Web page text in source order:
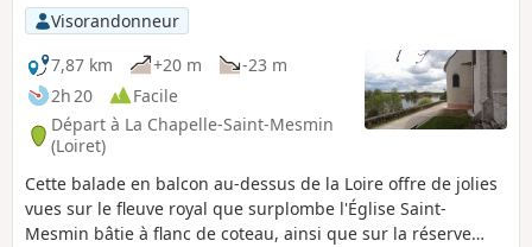
Visorandonneur
7,87 km
+20 m
-23 m
2h 20
Facile
Départ à La Chapelle-Saint-Mesmin
(Loiret)
Cette balade en balcon au-dessus de la Loire offre de jolies
vues sur le fleuve royal que surplombe l'Église Saint-
Mesmin bâtie à flanc de coteau, ainsi que sur la réserve